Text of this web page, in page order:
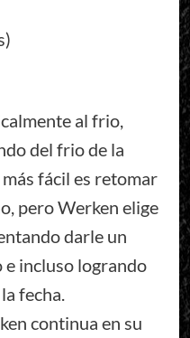
al frio,
del frio de la
fácil es retomar
pero Werken elige
darle un
incluso logrando
fecha.
continua en su